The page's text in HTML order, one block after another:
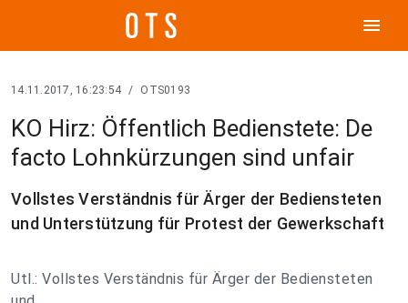
menu
14.11.2017, 16:23:54 / OTS0193
KO Hirz: Öffentlich Bedienstete: De
facto Lohnkürzungen sind unfair
Vollstes Verständnis für Ärger der Bediensteten
und Unterstützung für Protest der Gewerkschaft
Utl.: Vollstes Verständnis für Ärger der Bediensteten